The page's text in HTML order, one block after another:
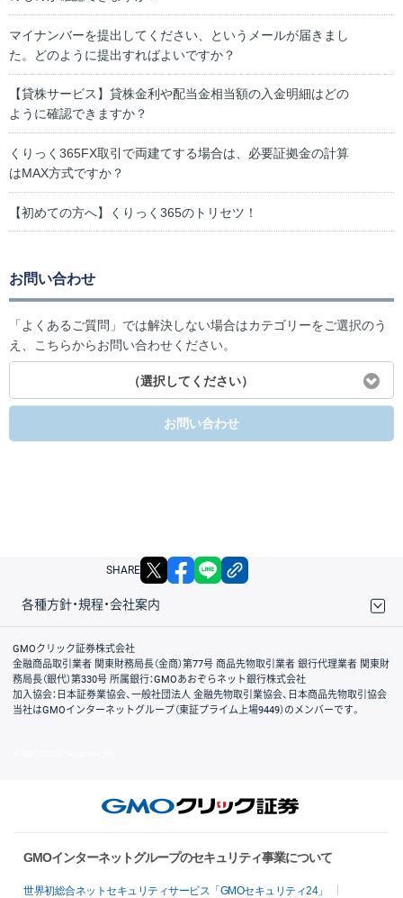
マイナンバーを提出してください、というメールが届きまし
た。どのように提出すればよいですか？
【貸株サービス】貸株金利や配当金相当額の入金明細はどの
ように確認できますか？
くりっく365FX取引で両建てする場合は、必要証拠金の計算
はMAX方式ですか？
【初めての方へ】くりっく365のトリセツ！
お問い合わせ
「よくあるご質問」では解決しない場合はカテゴリーをご選択のう
え、こちらからお問い合わせください。
（選択してください）
お問い合わせ
SHARE X facebook
各種方針・規程・会社案内
取引規程・約款
サイトマップ
その他のご案内
個人情報保護方針
最良執行方針
サイトのご利用について
ディスクレイマー
信託保全
リスク説明
会社案内
GMOクリック証券株式会社
金融商品取引業者 関東財務局長（金商）第77号 商品先物取引業者 銀行代理業者 関東財
務局長（銀代）第330号 所属銀行：GMOあおぞらネット銀行株式会社
加入協会：日本証券業協会、一般社団法人 金融先物取引業協会、日本商品先物取引協会
当社はGMOインターネットグループ（東証プライム上場9449）のメンバーです。
GMOインターネットグループのセキュリティ事業について
世界初総合ネットセキュリティサービス「GMOセキュリティ24」